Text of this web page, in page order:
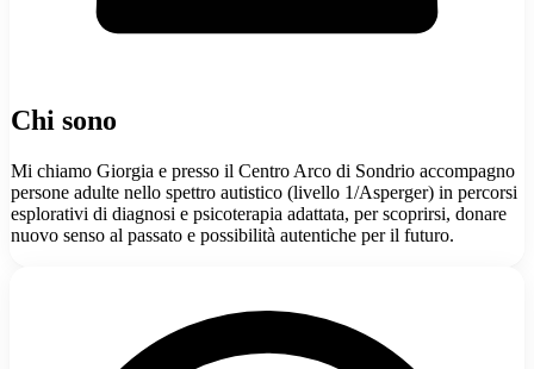
Chi sono
Mi chiamo Giorgia e presso il Centro Arco di Sondrio accompagno
persone adulte nello spettro autistico (livello 1/Asperger) in percorsi
esplorativi di diagnosi e psicoterapia adattata, per scoprirsi, donare
nuovo senso al passato e possibilità autentiche per il futuro.